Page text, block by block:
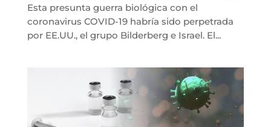
Esta presunta guerra biológica con el
coronavirus COVID-19 habría sido perpetrada
por EE.UU., el grupo Bilderberg e Israel. El...